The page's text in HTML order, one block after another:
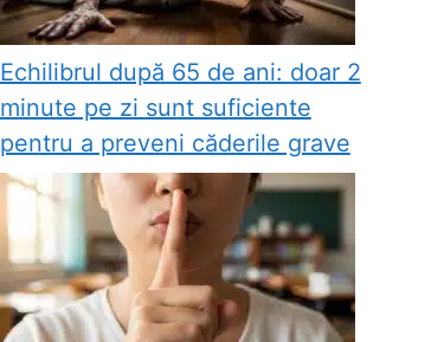
Echilibrul după 65 de ani: doar 2
minute pe zi sunt suficiente
pentru a preveni căderile grave